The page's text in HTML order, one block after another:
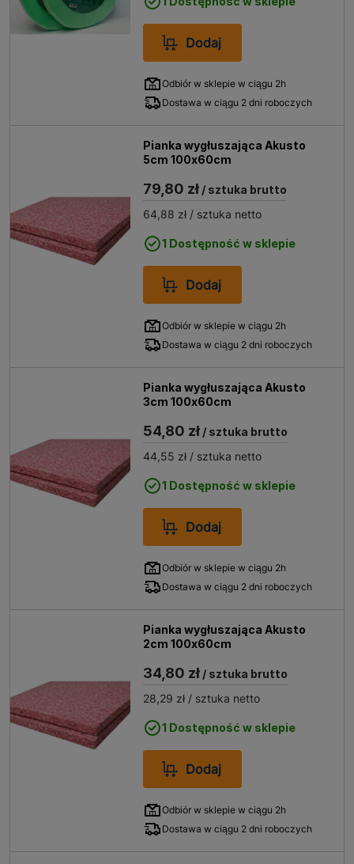
Dodaj
Odbiór w sklepie w ciągu 2h
Dostawa w ciągu 2 dni roboczych
Pianka wygłuszająca Akusto
5cm 100x60cm
79,80 zł / sztuka brutto
64,88 zł / sztuka netto
1 Dostępność w sklepie
Dodaj
Odbiór w sklepie w ciągu 2h
Dostawa w ciągu 2 dni roboczych
Pianka wygłuszająca Akusto
3cm 100x60cm
54,80 zł / sztuka brutto
44,55 zł / sztuka netto
1 Dostępność w sklepie
Dodaj
Odbiór w sklepie w ciągu 2h
Dostawa w ciągu 2 dni roboczych
Pianka wygłuszająca Akusto
2cm 100x60cm
34,80 zł / sztuka brutto
28,29 zł / sztuka netto
1 Dostępność w sklepie
Dodaj
Odbiór w sklepie w ciągu 2h
Dostawa w ciągu 2 dni roboczych